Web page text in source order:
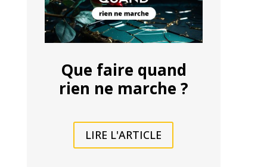
Que faire quand
rien ne marche ?
LIRE L'ARTICLE